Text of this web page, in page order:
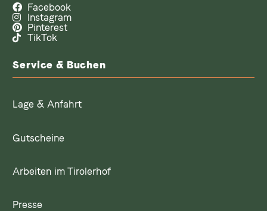
Facebook
Instagram
Pinterest
TikTok
Service & Buchen
Lage & Anfahrt
Gutscheine
Arbeiten im Tirolerhof
Presse